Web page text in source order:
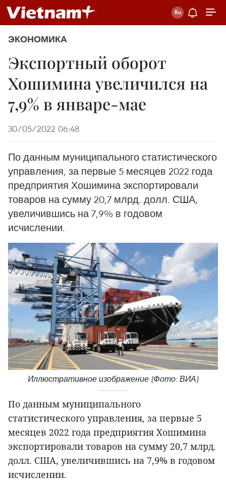
ЭКОНОМИКА
Экспортный оборот
Хошимина увеличился на
7,9% в январе-мае
30/05/2022 06:48
По данным муниципального статистического
управления, за первые 5 месяцев 2022 года
предприятия Хошимина экспортировали
товаров на сумму 20,7 млрд. долл. США,
увеличившись на 7,9% в годовом
исчислении.
Иллюстративное изображение (Фото: ВИА)
По данным муниципального
статистического управления, за первые 5
месяцев 2022 года предприятия Хошимина
экспортировали товаров на сумму 20,7 млрд.
долл. США, увеличившись на 7,9% в годовом
исчислении.